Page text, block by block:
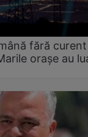
fără curent
orașe au